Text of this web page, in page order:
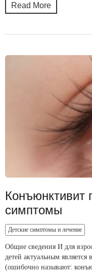
Read More
Конъюнктивит
симптомы
Детские симптомы и лечение
Общие сведения И для
детей актуальным
(ошибочно называют: